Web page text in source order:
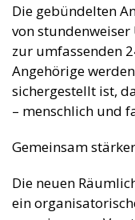
Die gebündelten
von
zur umfassenden
Angehörige
sichergestellt ist,
– menschlich und
Gemeinsam
Die neuen
ein